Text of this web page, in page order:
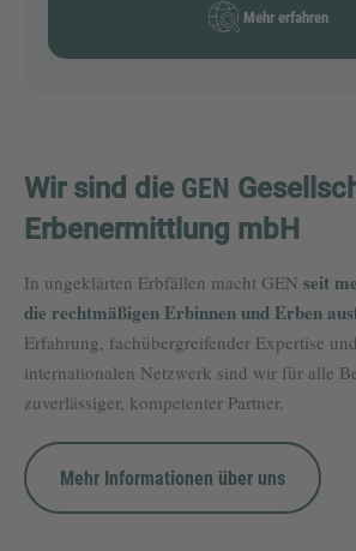
Mehr erfahren
Wir sind die GEN
Erbenermittlung mbH
In ungeklärten Erbfällen macht GEN seit
die rechtmäßigen Erbinnen und Erben
Erfahrung, fachübergreifender Expertise
internationalen Netzwerk sind wir für alle
zuverlässiger, kompetenter Partner.
Mehr Informationen über uns